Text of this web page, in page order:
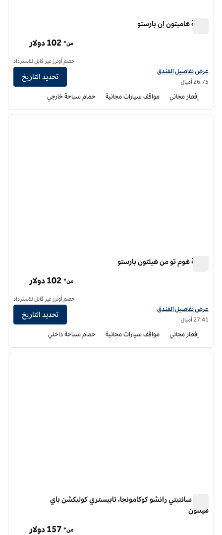
أجنحة هامبتون إن بارستو
عرض تفاصيل الفندق لفندق أجنحة هامبتون إن بارستو
عرض تفاصيل الفندق
26.75 أميال
من* 102 دولار
خصم أونرز غير قابل للاسترداد
تحديد التاريخ
إفطار مجاني مواقف سيارات مجانية حمام سباحة خارجي
1 من 12
الصورة
أجنحة هوم تو من هيلتون بارستو
عرض تفاصيل الفندق أجنحة هوم تو من هيلتون بارستو
عرض تفاصيل الفندق
27.41 أميال
من* 102 دولار
خصم أونرز غير قابل للاسترداد
تحديد التاريخ
إفطار مجاني مواقف سيارات مجانية حمام سباحة داخلي
1 من 12
الصورة
فندق سانتيتي رانشو كوكامونجا، تابيستري كوليكشن باي
هيلتون
من* 157 دولار